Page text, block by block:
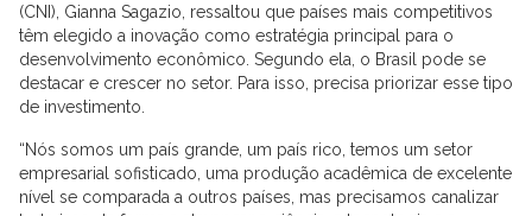
(CNI), Gianna Sagazio, ressaltou que países mais competitivos
têm elegido a inovação como estratégia principal para o
desenvolvimento econômico. Segundo ela, o Brasil pode se
destacar e crescer no setor. Para isso, precisa priorizar esse tipo
de investimento.
“Nós somos um país grande, um país rico, temos um setor
empresarial sofisticado, uma produção acadêmica de excelente
nível se comparada a outros países, mas precisamos canalizar